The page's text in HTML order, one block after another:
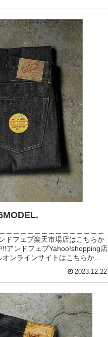
ドフェブ楽天市場店はこちらか
!!アンドフェブYahoo!shopping店
ンラインサイトはこちらから!!
2023.12.22